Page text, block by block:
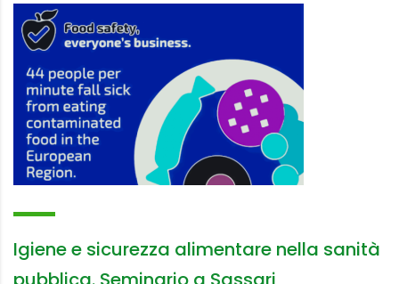
Igiene e sicurezza alimentare nella sanità